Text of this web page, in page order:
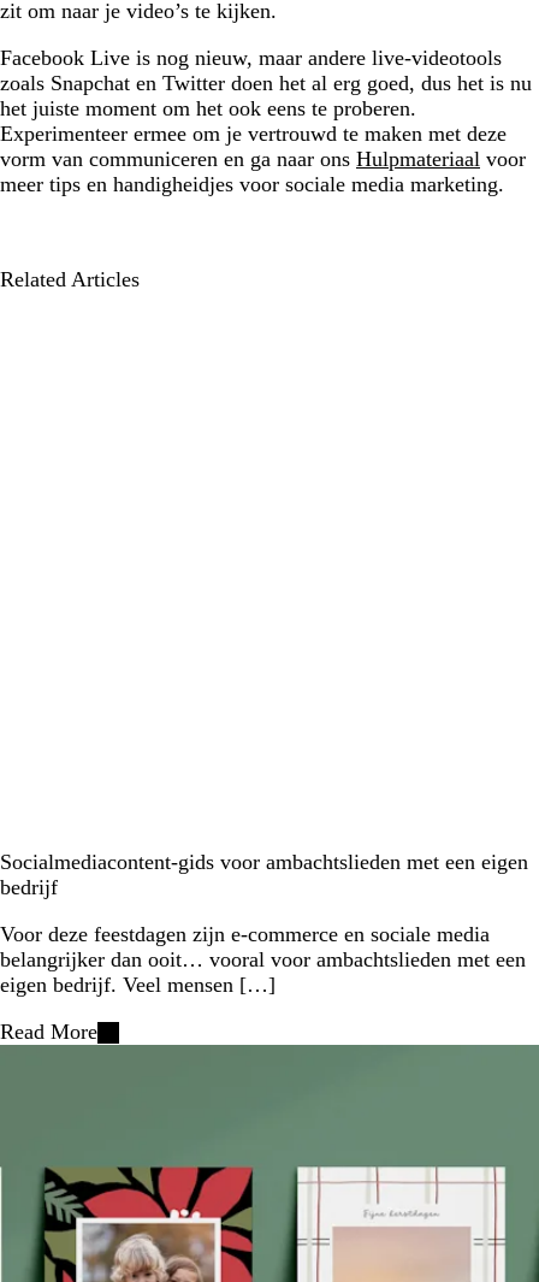
zit om naar je video’s te kijken.
Facebook Live is nog nieuw, maar andere live-videotools
zoals Snapchat en Twitter doen het al erg goed, dus het is nu
het juiste moment om het ook eens te proberen.
Experimenteer ermee om je vertrouwd te maken met deze
vorm van communiceren en ga naar ons Hulpmateriaal voor
meer tips en handigheidjes voor sociale media marketing.
Related Articles
Socialmediacontent-gids voor ambachtslieden met een eigen
bedrijf
Voor deze feestdagen zijn e-commerce en sociale media
belangrijker dan ooit… vooral voor ambachtslieden met een
eigen bedrijf. Veel mensen […]
Read More